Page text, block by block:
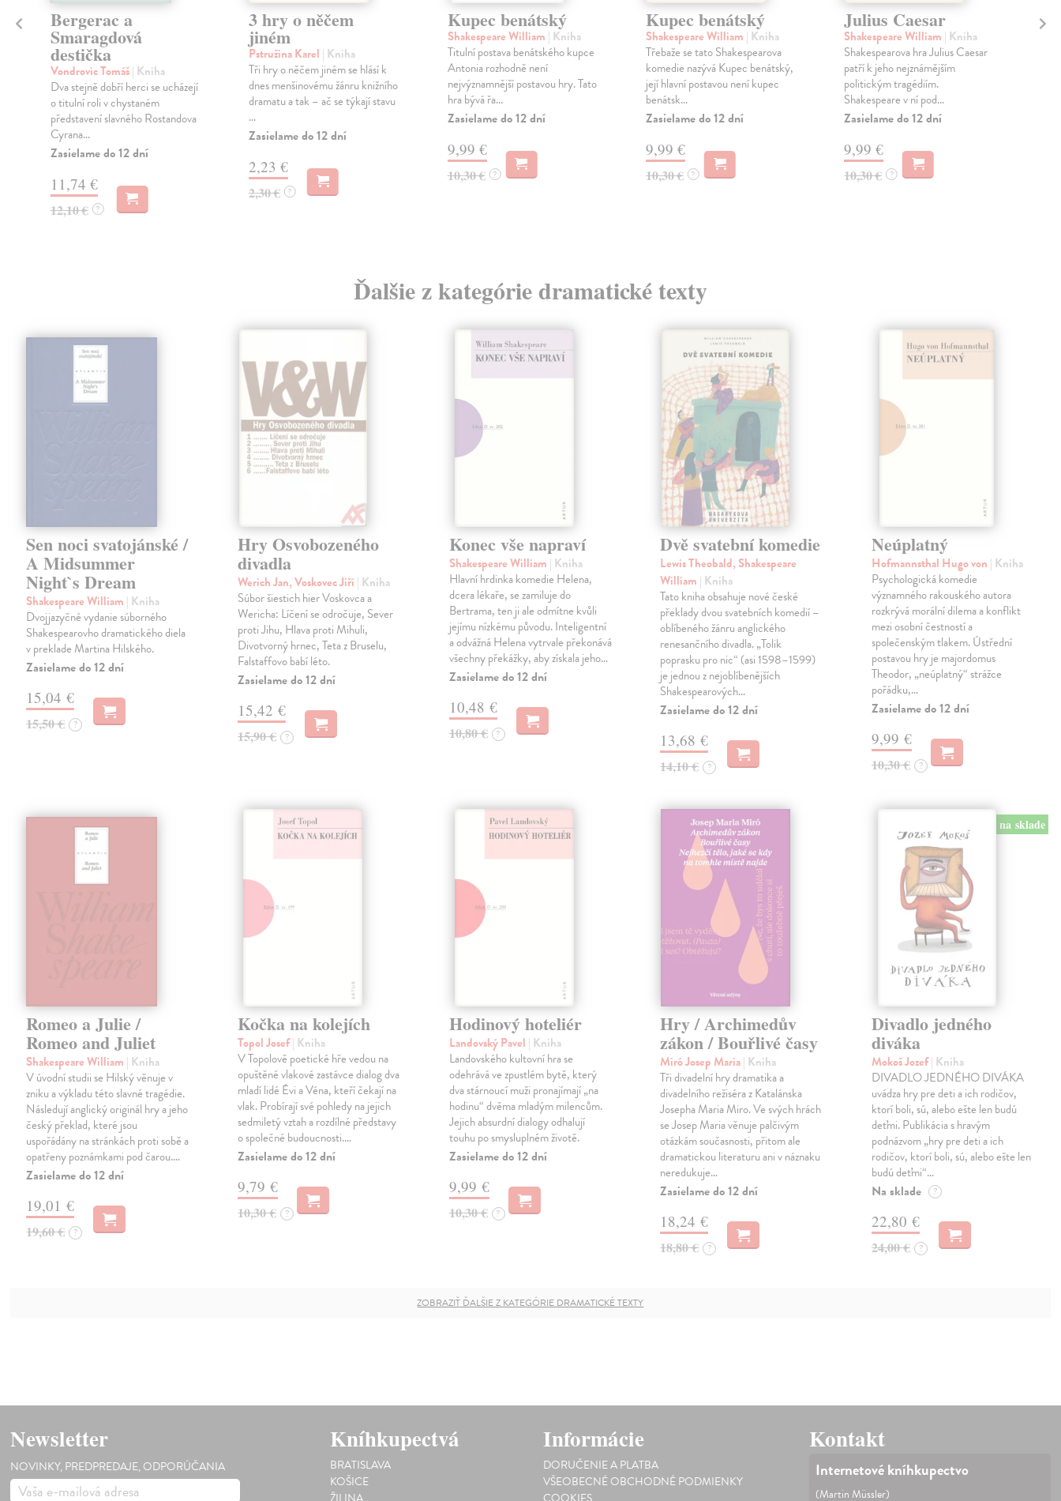
Bergerac a
Smaragdová
destička
Vondrovic Tomáš| Kniha
Dva stejně dobří herci se ucházejí
o titulní roli v chystaném
představení slavného Rostandova
Cyrana...
Zasielame do 12 dní
11,74 €
12,10 € ?
3 hry o něčem
jiném
Pstružina Karel | Kniha
Tři hry o něčem jiném se hlásí k
dnes menšinovému žánru knižního
dramatu a tak – ač se týkají stavu
...
Zasielame do 12 dní
2,23 €
2,30 € ?
Kupec benátský
Shakespeare William | Kniha
Titulní postava benátského kupce
Antonia rozhodně není
nejvýznamnější postavou hry. Tato
hra bývá řa...
Zasielame do 12 dní
9,99 €
10,30 € ?
Kupec benátský
Shakespeare William | Kniha
Třebaže se tato Shakespearova
komedie nazývá Kupec benátský,
její hlavní postavou není kupec
benátsk...
Zasielame do 12 dní
9,99 €
10,30 € ?
Julius Caesar
Shakespeare William | Kniha
Shakespearova hra Julius Caesar
patří k jeho nejznámějším
politickým tragédiím.
Shakespeare v ní pod...
Zasielame do 12 dní
9,99 €
10,30 € ?
Ďalšie z kategórie dramatické texty
Sen noci svatojánské /
A Midsummer
Night`s Dream
Shakespeare William | Kniha
Dvojjazyčné vydanie súborného
Shakespearovho dramatického diela
v preklade Martina Hilského.
Zasielame do 12 dní
15,04 €
15,50 € ?
Hry Osvobozeného
divadla
Werich Jan, Voskovec Jiří | Kniha
Súbor šiestich hier Voskovca a
Wericha: Líčení se odročuje, Sever
proti Jihu, Hlava proti Mihuli,
Divotvorný hrnec, Teta z Bruselu,
Falstaffovo babí léto.
Zasielame do 12 dní
15,42 €
15,90 € ?
Konec vše napraví
Shakespeare William | Kniha
Hlavní hrdinka komedie Helena,
dcera lékaře, se zamiluje do
Bertrama, ten ji ale odmítne kvůli
jejímu nízkému původu. Inteligentní
a odvážná Helena vytrvale překonává
všechny překážky, aby získala jeho…
Zasielame do 12 dní
10,48 €
10,80 € ?
Dvě svatební komedie
Lewis Theobald, Shakespeare
William | Kniha
Tato kniha obsahuje nové české
překlady dvou svatebních komedií –
oblíbeného žánru anglického
renesančního divadla. „Tolik
poprasku pro nic“ (asi 1598–1599)
je jednou z nejoblíbenějších
Shakespearových…
Zasielame do 12 dní
13,68 €
14,10 € ?
Neúplatný
Hofmannsthal Hugo von | Kniha
Psychologická komedie
významného rakouského autora
rozkrývá morální dilema a konflikt
mezi osobní čestností a
společenským tlakem. Ústřední
postavou hry je majordomus
Theodor, „neúplatný“ strážce
pořádku,…
Zasielame do 12 dní
9,99 €
10,30 € ?
Romeo a Julie /
Romeo and Juliet
Shakespeare William | Kniha
V úvodní studii se Hilský věnuje v
zniku a výkladu této slavné tragédie.
Následují anglický originál hry a jeho
český překlad, které jsou
uspořádány na stránkách proti sobě a
opatřeny poznámkami pod čarou.…
Zasielame do 12 dní
19,01 €
19,60 € ?
Kočka na kolejích
Topol Josef| Kniha
V Topolově poetické hře vedou na
opuštěné vlakové zastávce dialog dva
mladí lidé Évi a Véna, kteří čekají na
vlak. Probírají své pohledy na jejich
sedmiletý vztah a rozdílné představy
o společné budoucnosti.…
Zasielame do 12 dní
9,79 €
10,30 € ?
Hodinový hoteliér
Landovský Pavel | Kniha
Landovského kultovní hra se
odehrává ve zpustlém bytě, který
dva stárnoucí muži pronajímají „na
hodinu“ dvěma mladým milencům.
Jejich absurdní dialogy odhalují
touhu po smysluplném životě.
Zasielame do 12 dní
9,99 €
10,30 € ?
Hry / Archimedův
zákon / Bouřlivé časy
Miró Josep Maria| Kniha
Tři divadelní hry dramatika a
divadelního režiséra z Katalánska
Josepha Maria Miro. Ve svých hrách
se Josep Maria věnuje palčivým
otázkám současnosti, přitom ale
dramatickou literaturu ani v náznaku
neredukuje…
Zasielame do 12 dní
18,24 €
18,80 € ?
na sklade
Divadlo jedného
diváka
Mokoš Jozef| Kniha
DIVADLO JEDNÉHO DIVÁKA
uvádza hry pre deti a ich rodičov,
ktorí boli, sú, alebo ešte len budú
deťmi. Publikácia s hravým
podnázvom „hry pre deti a ich
rodičov, ktorí boli, sú, alebo ešte len
budú deťmi“…
Na sklade ?
22,80 €
24,00 € ?
ZOBRAZIŤ ĎALŠIE Z KATEGÓRIE DRAMATICKÉ TEXTY
Newsletter
NOVINKY, PREDPREDAJE, ODPORÚČANIA
Kníhkupectvá
BRATISLAVA
KOŠICE
Informácie
DORUČENIE A PLATBA
VŠEOBECNÉ OBCHODNÉ PODMIENKY
Kontakt
Internetové kníhkupectvo
(Martin Müssler)